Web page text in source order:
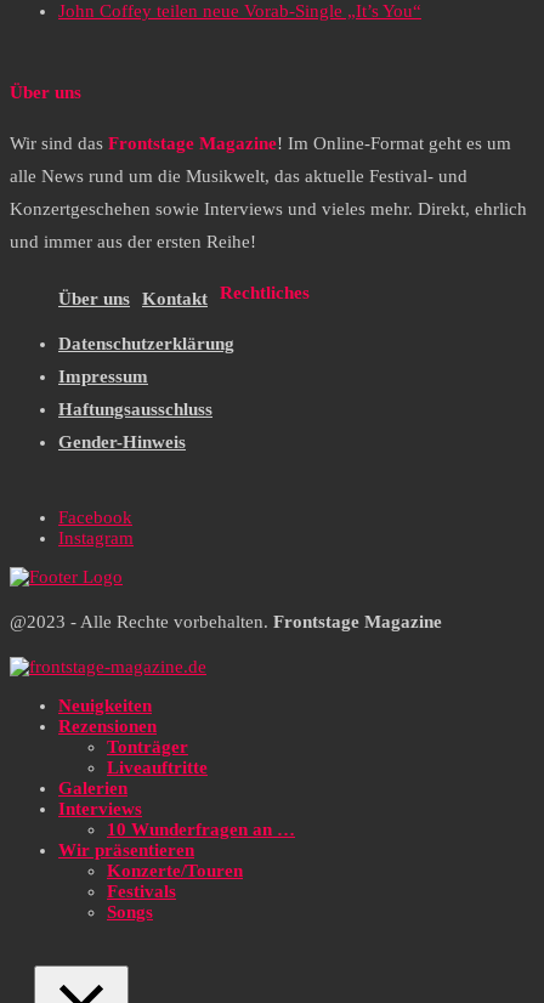
John Coffey teilen neue Vorab-Single „It’s You“
Über uns
Wir sind das Frontstage Magazine! Im Online-Format geht es um
alle News rund um die Musikwelt, das aktuelle Festival- und
Konzertgeschehen sowie Interviews und vieles mehr. Direkt, ehrlich
und immer aus der ersten Reihe!
Über uns Kontakt Rechtliches
Datenschutzerklärung
Impressum
Haftungsausschluss
Gender-Hinweis
Facebook
Instagram
@2023 - Alle Rechte vorbehalten. Frontstage Magazine
Neuigkeiten
Rezensionen
Tonträger
Liveauftritte
Galerien
Interviews
10 Wunderfragen an …
Wir präsentieren
Konzerte/Touren
Festivals
Songs